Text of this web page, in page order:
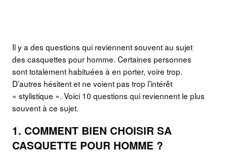
Il y a des questions qui reviennent souvent au sujet
des casquettes pour homme. Certaines personnes
sont totalement habituées à en porter, voire trop.
D’autres hésitent et ne voient pas trop l’intérêt
« stylistique ». Voici 10 questions qui reviennent le plus
souvent à ce sujet.
1. COMMENT BIEN CHOISIR SA
CASQUETTE POUR HOMME ?